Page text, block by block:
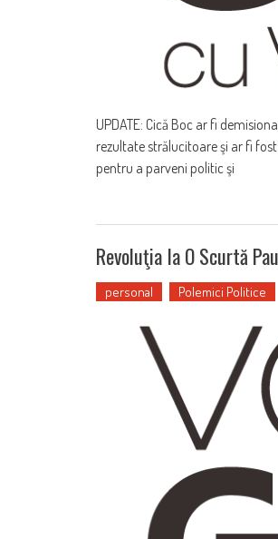
UPDATE: Cică Boc ar fi
rezultate strălucitoare şi ar fi
pentru a parveni politic şi
Revoluţia Ia O Scurtă
personal Polemici Politice